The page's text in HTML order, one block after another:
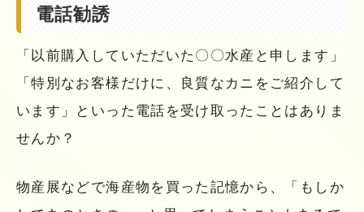
電話勧誘
「以前購入していただいた〇〇水産と申します」
「特別なお客様だけに、良質なカニをご紹介して
います」といった電話を受け取ったことはありま
せんか？
物産展などで海産物を買った記憶から、「もしか